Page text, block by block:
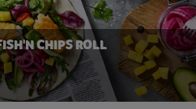
mg
mg
g
CHIPS ROLL